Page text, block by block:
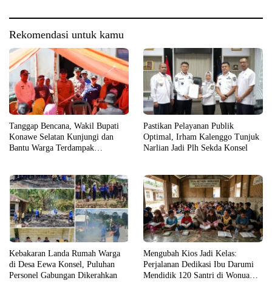
Rekomendasi untuk kamu
Tanggap Bencana, Wakil Bupati
Konawe Selatan Kunjungi dan
Bantu Warga Terdampak
Pastikan Pelayanan Publik
Optimal, Irham Kalenggo Tunjuk
Narlian Jadi Plh Sekda Konsel
Kebakaran Landa Rumah Warga
di Desa Eewa Konsel, Puluhan
Personel Gabungan Dikerahkan
Mengubah Kios Jadi Kelas:
Perjalanan Dedikasi Ibu Darumi
Mendidik 120 Santri di Wonua